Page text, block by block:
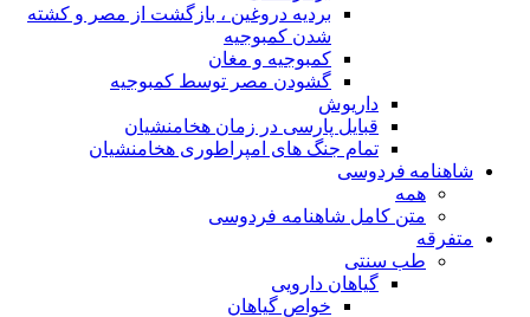
بردیه دروغین ، بازگشت از مصر و کشته
شدن کمبوجیه
کمبوجیه و مغان
گشودن مصر توسط کمبوجیه
داریوش
قبایل پارسی در زمان هخامنشیان
تمام جنگ های امپراطوری هخامنشیان
شاهنامه فردوسی
همه
متن کامل شاهنامه فردوسی
متفرقه
طب سنتی
گیاهان دارویی
خواص گیاهان